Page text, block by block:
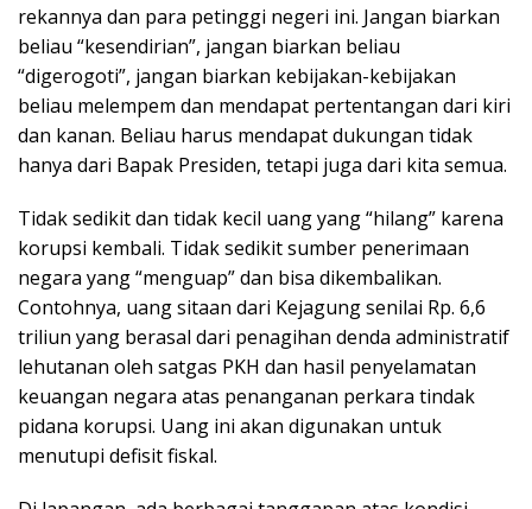
rekannya dan para petinggi negeri ini. Jangan biarkan
beliau “kesendirian”, jangan biarkan beliau
“digerogoti”, jangan biarkan kebijakan-kebijakan
beliau melempem dan mendapat pertentangan dari kiri
dan kanan. Beliau harus mendapat dukungan tidak
hanya dari Bapak Presiden, tetapi juga dari kita semua.
Tidak sedikit dan tidak kecil uang yang “hilang” karena
korupsi kembali. Tidak sedikit sumber penerimaan
negara yang “menguap” dan bisa dikembalikan.
Contohnya, uang sitaan dari Kejagung senilai Rp. 6,6
triliun yang berasal dari penagihan denda administratif
lehutanan oleh satgas PKH dan hasil penyelamatan
keuangan negara atas penanganan perkara tindak
pidana korupsi. Uang ini akan digunakan untuk
menutupi defisit fiskal.